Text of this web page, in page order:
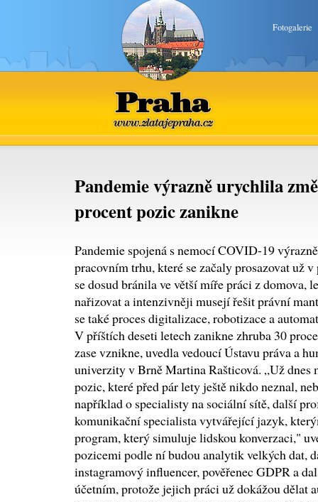
Fotogalerie
Praha
www.zlatajepraha.cz
Pandemie výrazně urychlila
procent pozic zanikne
Pandemie spojená s nemocí COVID-19
pracovním trhu, které se začaly prosazovat už
se dosud bránila ve větší míře práci z domova,
nařizovat a intenzivněji musejí řešit právní
se také proces digitalizace, robotizace a
V příštích deseti letech zanikne zhruba 30
zase vznikne, uvedla vedoucí Ústavu práva a
univerzity v Brně Martina Rašticová. „Už dnes
pozic, které před pár lety ještě nikdo neznal,
například o specialisty na sociální sítě, další
komunikační specialista vytvářející jazyk,
program, který simuluje lidskou konverzaci,"
pozicemi podle ní budou analytik velkých dat,
instagramový influencer, pověřenec GDPR a
účetním, protože jejich práci už dokážou dělat